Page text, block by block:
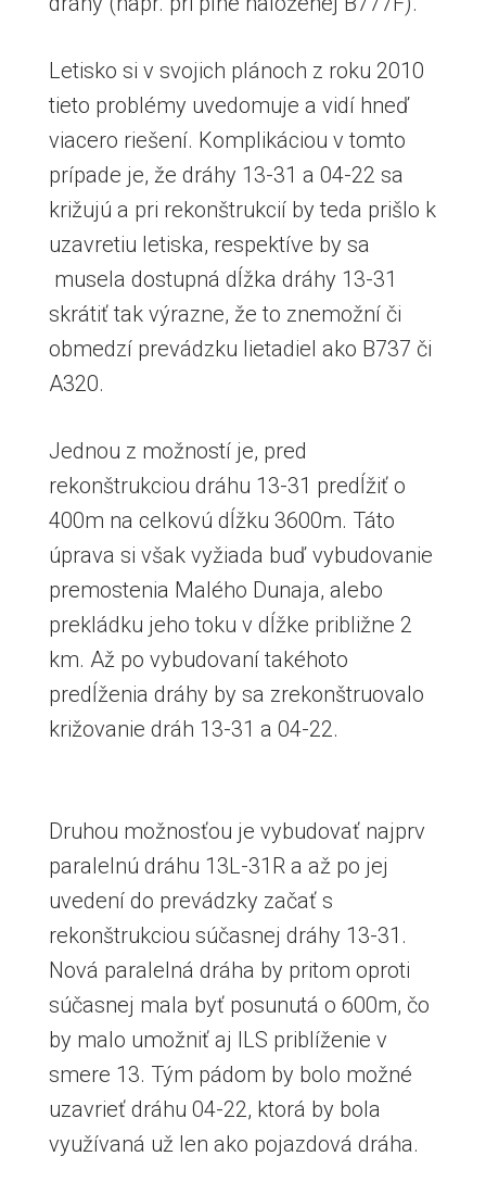
Letisko si v svojich plánoch z roku 2010
tieto problémy uvedomuje a vidí hneď
viacero riešení. Komplikáciou v tomto
prípade je, že dráhy 13-31 a 04-22 sa
križujú a pri rekonštrukcií by teda prišlo k
uzavretiu letiska, respektíve by sa
musela dostupná dĺžka dráhy 13-31
skrátiť tak výrazne, že to znemožní či
obmedzí prevádzku lietadiel ako B737 či
A320.
Jednou z možností je, pred
rekonštrukciou dráhu 13-31 predĺžiť o
400m na celkovú dĺžku 3600m. Táto
úprava si však vyžiada buď vybudovanie
premostenia Malého Dunaja, alebo
prekládku jeho toku v dĺžke približne 2
km. Až po vybudovaní takéhoto
predĺženia dráhy by sa zrekonštruovalo
križovanie dráh 13-31 a 04-22.
Druhou možnosťou je vybudovať najprv
paralelnú dráhu 13L-31R a až po jej
uvedení do prevádzky začať s
rekonštrukciou súčasnej dráhy 13-31.
Nová paralelná dráha by pritom oproti
súčasnej mala byť posunutá o 600m, čo
by malo umožniť aj ILS priblíženie v
smere 13. Tým pádom by bolo možné
uzavrieť dráhu 04-22, ktorá by bola
využívaná už len ako pojazdová dráha.